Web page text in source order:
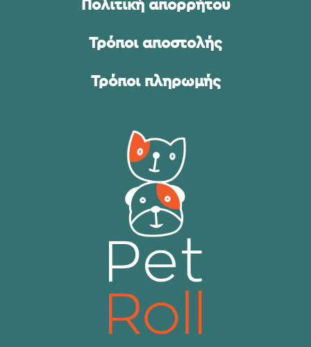
Πολιτική απορρήτου
Τρόποι αποστολής
Τρόποι πληρωμής